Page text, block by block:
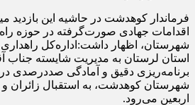
فرماندار کوهدشت در حاشیه این بازدید
اقدامات جهادی صورت‌گرفته در حوزه
شهرستان، اظهار داشت:اداره‌کل
استان لرستان به مدیریت شایسته جناب
برنامه‌ریزی دقیق و آمادگی صددرصدی
شهرستان کوهدشت، به استقبال زائران و
اربعین می‌رود.